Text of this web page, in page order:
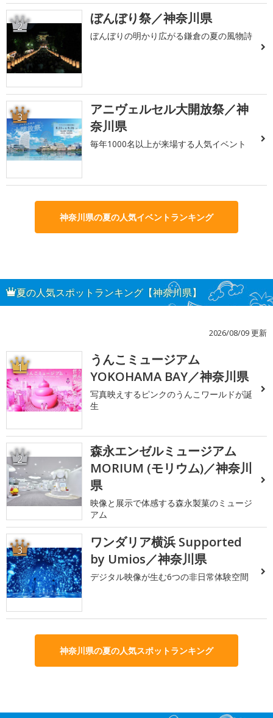
2 ぼんぼり祭／神奈川県
ぼんぼりの明かり広がる鎌倉の夏の風物詩
3
アニヴェルセル大開放祭／神
奈川県
毎年1000名以上が来場する人気イベント
神奈川県の夏の人気イベントランキング
夏の人気スポットランキング【神奈川県】
2026/08/09 更新
1
うんこミュージアム
YOKOHAMA BAY／神奈川県
写真映えするピンクのうんこワールドが誕
生
2
森永エンゼルミュージアム
MORIUM (モリウム)／神奈川
県
映像と展示で体感する森永製菓のミュージ
アム
3
ワンダリア横浜 Supported
by Umios／神奈川県
デジタル映像が生む6つの非日常体験空間
神奈川県の夏の人気スポットランキング